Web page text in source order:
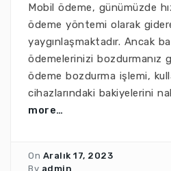
Mobil ödeme, günümüzde
ödeme yöntemi olarak
yaygınlaşmaktadır. Ancak
ödemelerinizi bozdurmanız
ödeme bozdurma işlemi,
cihazlarındaki bakiyelerini
more…
On Aralık 17, 2023
By admin